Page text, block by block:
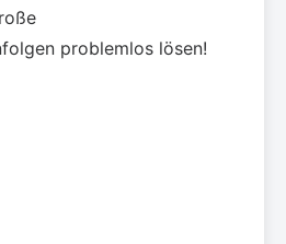
problemlos lösen!